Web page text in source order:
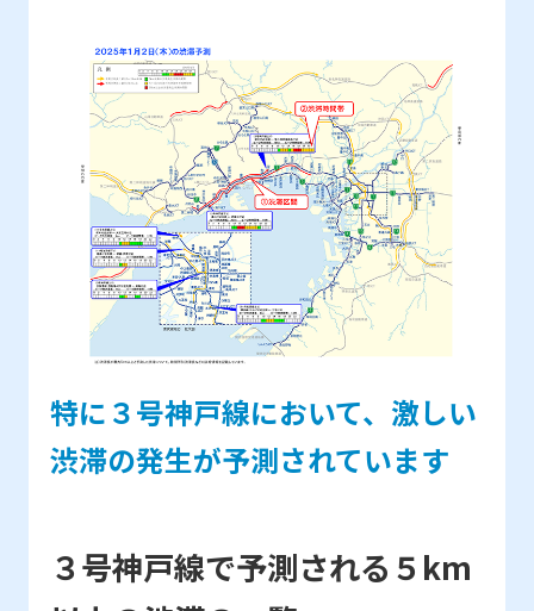
特に３号神戸線において、激しい
渋滞の発生が予測されています
３号神戸線で予測される５km